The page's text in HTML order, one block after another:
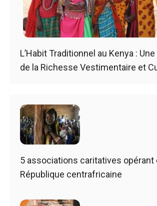
L’Habit Traditionnel au Kenya :
de la Richesse Vestimentaire et
5 associations caritatives opérant
République centrafricaine